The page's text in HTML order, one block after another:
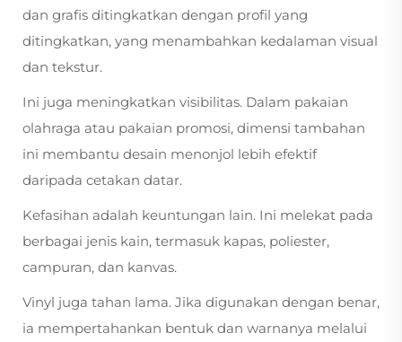
dan grafis ditingkatkan dengan profil yang
ditingkatkan, yang menambahkan kedalaman visual
dan tekstur.
Ini juga meningkatkan visibilitas. Dalam pakaian
olahraga atau pakaian promosi, dimensi tambahan
ini membantu desain menonjol lebih efektif
daripada cetakan datar.
Kefasihan adalah keuntungan lain. Ini melekat pada
berbagai jenis kain, termasuk kapas, poliester,
campuran, dan kanvas.
Vinyl juga tahan lama. Jika digunakan dengan benar,
ia mempertahankan bentuk dan warnanya melalui